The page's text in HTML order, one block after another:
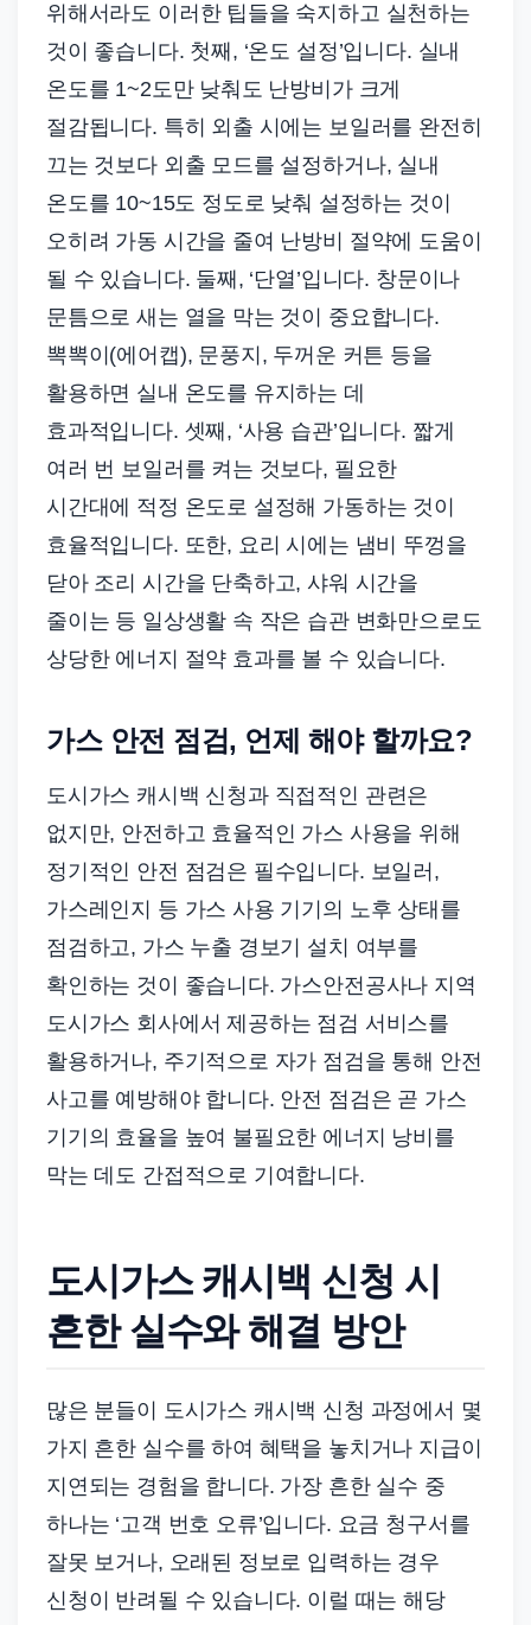
위해서라도 이러한 팁들을 숙지하고 실천하는
것이 좋습니다. 첫째, ‘온도 설정’입니다. 실내
온도를 1~2도만 낮춰도 난방비가 크게
절감됩니다. 특히 외출 시에는 보일러를 완전히
끄는 것보다 외출 모드를 설정하거나, 실내
온도를 10~15도 정도로 낮춰 설정하는 것이
오히려 가동 시간을 줄여 난방비 절약에 도움이
될 수 있습니다. 둘째, ‘단열’입니다. 창문이나
문틈으로 새는 열을 막는 것이 중요합니다.
뽁뽁이(에어캡), 문풍지, 두꺼운 커튼 등을
활용하면 실내 온도를 유지하는 데
효과적입니다. 셋째, ‘사용 습관’입니다. 짧게
여러 번 보일러를 켜는 것보다, 필요한
시간대에 적정 온도로 설정해 가동하는 것이
효율적입니다. 또한, 요리 시에는 냄비 뚜껑을
닫아 조리 시간을 단축하고, 샤워 시간을
줄이는 등 일상생활 속 작은 습관 변화만으로도
상당한 에너지 절약 효과를 볼 수 있습니다.
가스 안전 점검, 언제 해야 할까요?
도시가스 캐시백 신청과 직접적인 관련은
없지만, 안전하고 효율적인 가스 사용을 위해
정기적인 안전 점검은 필수입니다. 보일러,
가스레인지 등 가스 사용 기기의 노후 상태를
점검하고, 가스 누출 경보기 설치 여부를
확인하는 것이 좋습니다. 가스안전공사나 지역
도시가스 회사에서 제공하는 점검 서비스를
활용하거나, 주기적으로 자가 점검을 통해 안전
사고를 예방해야 합니다. 안전 점검은 곧 가스
기기의 효율을 높여 불필요한 에너지 낭비를
막는 데도 간접적으로 기여합니다.
도시가스 캐시백 신청 시
흔한 실수와 해결 방안
많은 분들이 도시가스 캐시백 신청 과정에서 몇
가지 흔한 실수를 하여 혜택을 놓치거나 지급이
지연되는 경험을 합니다. 가장 흔한 실수 중
하나는 ‘고객 번호 오류’입니다. 요금 청구서를
잘못 보거나, 오래된 정보로 입력하는 경우
신청이 반려될 수 있습니다. 이럴 때는 해당